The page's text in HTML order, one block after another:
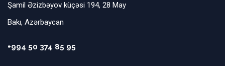
Şamil Əzizbəyov küçəsi 194, 28 May
Bakı, Azərbaycan
+994 50 374 85 95